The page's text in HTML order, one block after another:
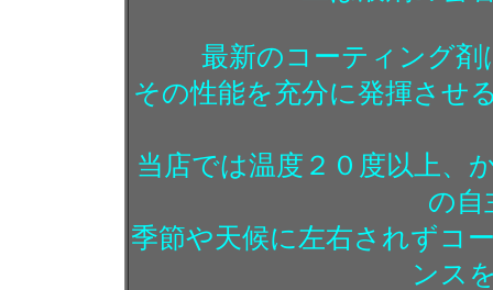
最新のコーティング
その性能を充分に発揮させ
当店では温度２０度以上、
の自
季節や天候に左右されずコ
ンス